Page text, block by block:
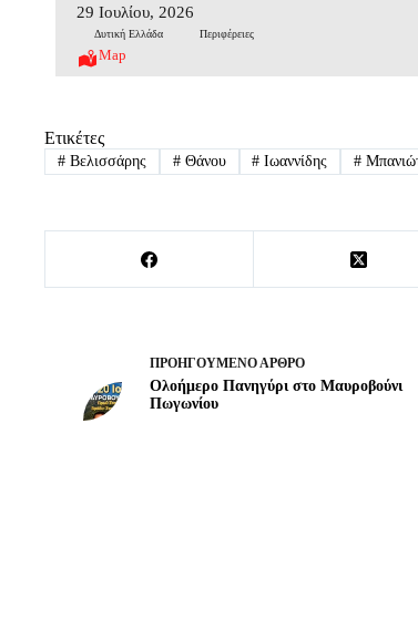
29 Ιουλίου, 2026
Δυτική Ελλάδα Περιφέρειες
Map
Ετικέτες
#Βελισσάρης #Θάνου # Ιωαννίδης #
ΠΡΟΗΓΟΎΜΕΝΟ ΆΡΘΡΟ
Ολοήμερο Πανηγύρι στο Μαυροβούνι
Πωγωνίου